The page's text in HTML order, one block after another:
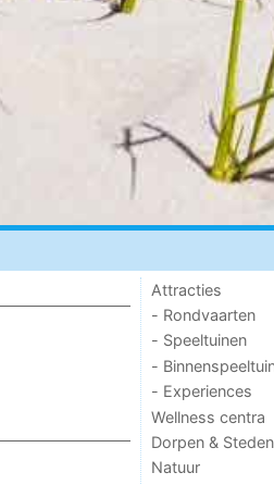
Attracties
- Rondvaarten
- Speeltuinen
-
- Experiences
Wellness centra
Dorpen & Steden
Natuur